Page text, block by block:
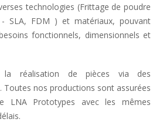
technologies (Frittage de poudre
- SLA, FDM ) et matériaux, pouvant
fonctionnels, dimensionnels et
la réalisation de pièces via des
Toutes nos productions sont assurées
LNA Prototypes avec les mêmes